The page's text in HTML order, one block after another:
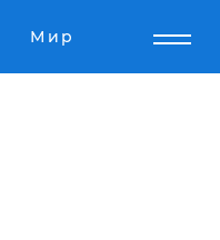
Мир